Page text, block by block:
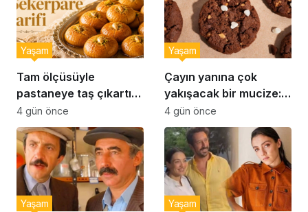
Tam ölçüsüyle
pastaneye taş çıkartır:
Şekerpare tarifi
Yaşam
4 gün önce
Çayın yanına çok
yakışacak bir mucize:
Brownie tadında ıslak
kurabiye tarifi…
Yaşam
4 gün önce
Yaşam Yaşam